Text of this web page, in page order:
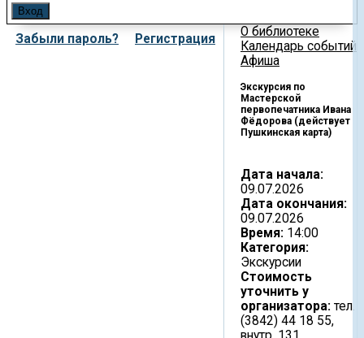
Забыли пароль? Регистрация
О библиотеке
Календарь событий
Афиша
Экскурсия по
Мастерской
первопечатника Ивана
Фёдорова (действует
Пушкинская карта)
Дата начала:
09.07.2026
Дата окончания:
09.07.2026
Время: 14:00
Категория:
Экскурсии
Стоимость
уточнить у
организатора: тел.
(3842) 44 18 55,